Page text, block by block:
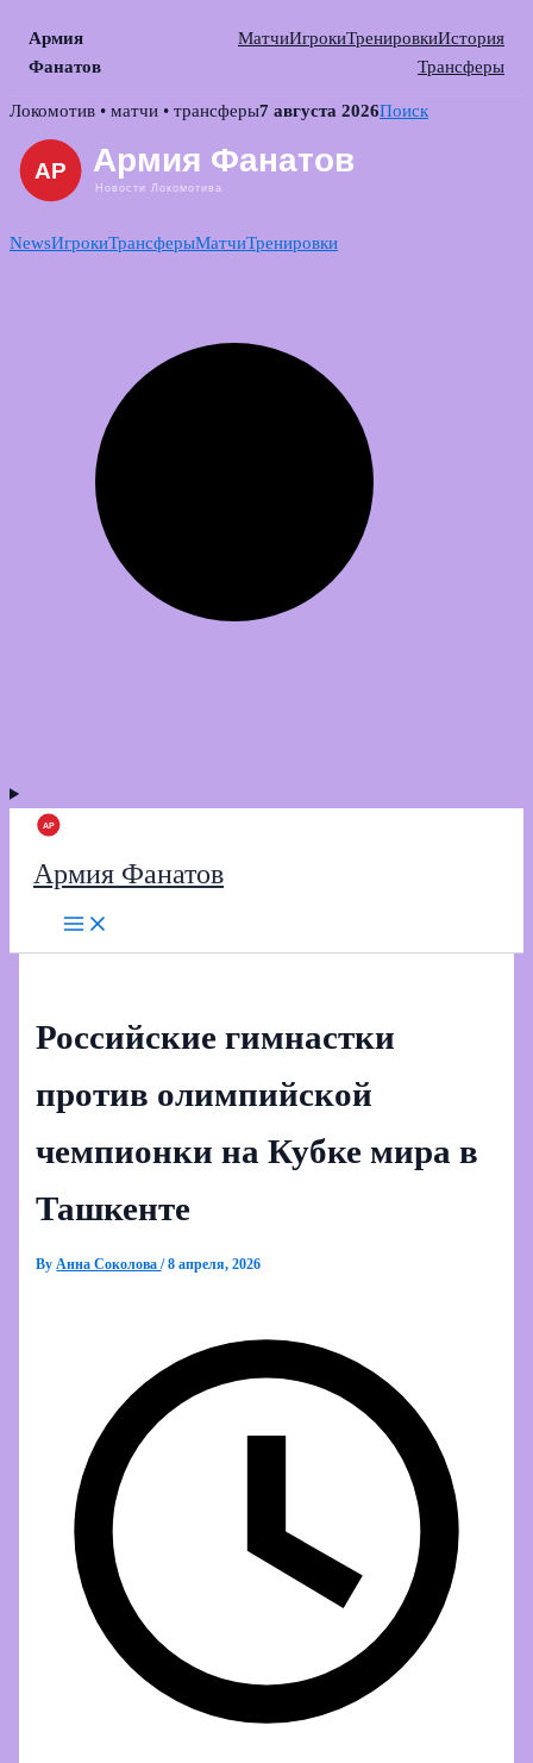
Армия
Фанатов
МатчиИгрокиТренировкиИстория
Трансферы
Skip
content
Локомотив • матчи • трансферы7 августа 2026Поиск
NewsИгрокиТрансферыМатчиТренировки
Армия Фанатов
Российские гимнастки
против олимпийской
чемпионки на Кубке мира в
Ташкенте
ByАнна Соколова/8 апреля, 2026